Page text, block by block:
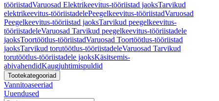
tööriistadVaruosad Elektrikeevitus-tööriistad jaoksTarvikud
elektrikeevitus-tööriistadelePeegelkeevitus-tööriistadVaruosad
Peegelkeevitus-tööriistad jaoksTarvikud peegelkeevitus-
tööriistadeleVaruosad Tarvikud peegelkeevitus-tööriistadele
jaoksToortöötlus-tööriistadVaruosad Toortöötlus-tööriistad
jaoksTarvikud torutöötlus-tööriistadeleVaruosad Tarvikud
torutöötlus-tööriistadele jaoksKäsitsemis-
abivahendidKaugjuhtimispuldid
Tootekategooriad
Vannitoaseeriad
Uuendused